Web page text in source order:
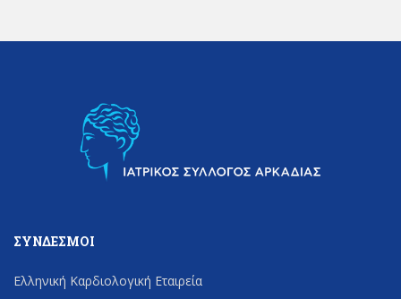
ΣΎΝΔΕΣΜΟΙ
Ελληνική Καρδιολογική Εταιρεία